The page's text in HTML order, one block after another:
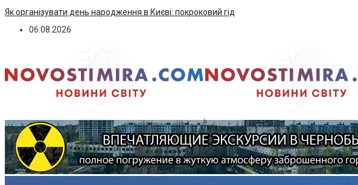
Як організувати день народження в Києві: покроковий гід
06.08.2026